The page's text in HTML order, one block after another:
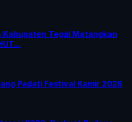
Kabupaten Tegal Matangkan
Padati Festival Kamir 2026